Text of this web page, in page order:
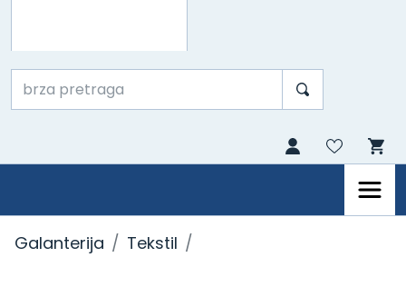
Galanterija Tekstil